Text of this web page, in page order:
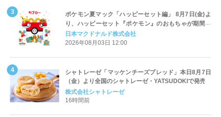
ポケモン夏マック「ハッピーセット編」 8月7日(金)よ
り、ハッピーセット『ポケモン』のおもちゃが期間限
定登場
日本マクドナルド株式会社
2026年08月03日 12:00
シャトレーゼ「マッケンチーズブレッド」本日8月7日
（金）より全国のシャトレーゼ・YATSUDOKIで発売
株式会社シャトレーゼ
16時間前